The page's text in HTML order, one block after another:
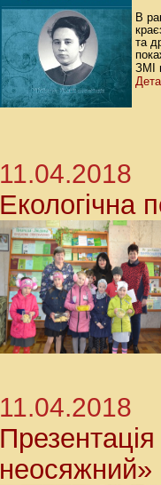
В
та
ЗМІ
11.04.2018
Екологічна
11.04.2018
неосяжний»